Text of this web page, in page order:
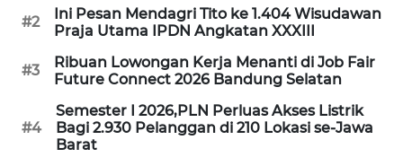
#2
Ini Pesan Mendagri Tito ke 1.404 Wisudawan
Praja Utama IPDN Angkatan XXXIII
#3
Ribuan Lowongan Kerja Menanti di Job Fair
Future Connect 2026 Bandung Selatan
#4
Semester I 2026,PLN Perluas Akses Listrik
Bagi 2.930 Pelanggan di 210 Lokasi se-Jawa
Barat
KUNINGAN
WN
MAJALENGKA
WN
SUBANG